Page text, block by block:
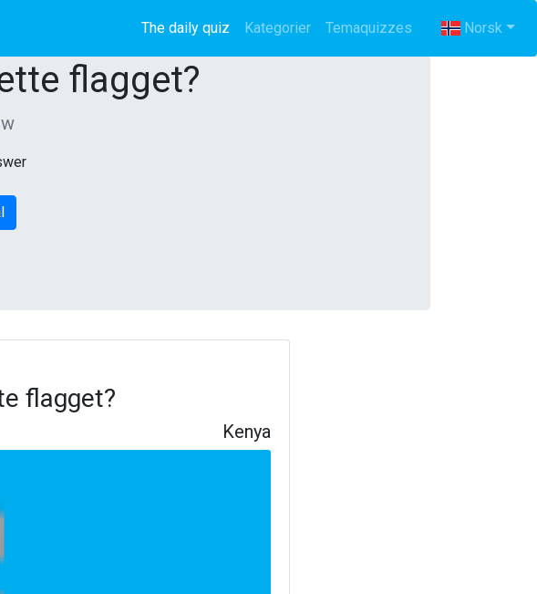
The daily quiz (current)
Kategorier Temaquizzes Norsk
flagget?
flagget?
Kenya